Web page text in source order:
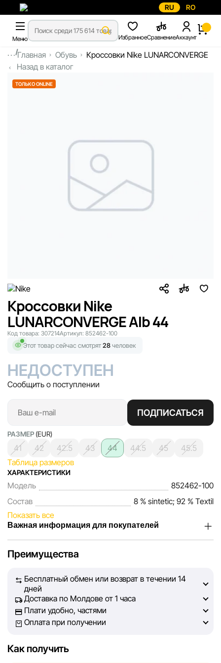
RU RO
Меню ИзбранноеСравнениеАккаунт
...Главная Обувь
Кроссовки Nike LUNARCONVERGE
Назад в каталог
ТОЛЬКО ONLINE
Кроссовки Nike
LUNARCONVERGE Alb 44
Код товара: 307214Артикул: 852462-100
Этот товар сейчас смотрят28человек
НЕДОСТУПЕН
Сообщить о поступлении
ПОДПИСАТЬСЯ
РАЗМЕР (EUR)
41 42 42.5 43 44 44.5 45
45.5
Таблица размеров
ХАРАКТЕРИСТИКИ
Модель
852462-100
Состав
8 % sintetic; 92 % Textil
Показать все
Важная информация для покупателей
наших покупателей. Каждый день мы работаем над тем,
на сайте, была максимально полной, объективной и
актуальной. Наша цель — обеспечить вас достоверной
информацией, чтобы вы смогли принять лучшее
решение о покупке.
не может гарантировать абсолютную точность всех
Преимущества
Бесплатный обмен или возврат в течении 14
дней
Доставка по Молдове от 1 часа
Плати удобно, частями
Оплата при получении
Как получить